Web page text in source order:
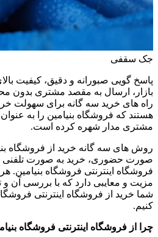
جک سقفی
پاسخ گویی صبورانه و دقیق، کیفیت
بازار، ارسال به مقصد مشتری بدون
راه های خرید سه گانه برای سهولت
هستند که فروشگاه بنیامین را به
مشتری مدار شهره کرده است.
روش های سه گانه خرید از فروشگاه
صورت حضوری، خرید به صورت تلفنی
فروشگاه اینترنتی فروشگاه بنیامین.
مزیت و معایبی دارد که با بررسی آن و
شما خرید از فروشگاه اینترنتی
کنیم.
چرا از فروشگاه اینترنتی فروشگاه